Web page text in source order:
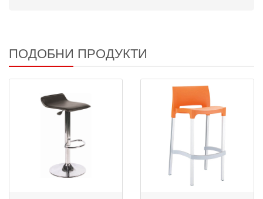
ПОДОБНИ ПРОДУКТИ